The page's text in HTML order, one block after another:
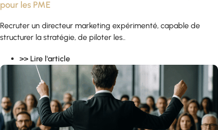
pour les PME
Recruter un directeur marketing expérimenté, capable de
structurer la stratégie, de piloter les..
>> Lire l'article